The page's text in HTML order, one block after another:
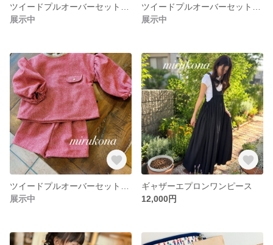
展示中
展示中
展示中
ギャザーエプロンワンピース
12,000円